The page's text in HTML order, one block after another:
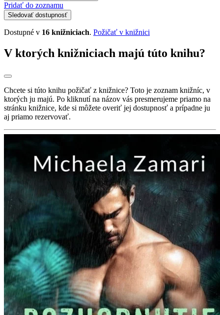
Pridať do zoznamu
Sledovať dostupnosť
Dostupné v 16 knižniciach. Požičať v knižnici
V ktorých knižniciach majú túto knihu?
Chcete si túto knihu požičať z knižnice? Toto je zoznam knižníc, v
ktorých ju majú. Po kliknutí na názov vás presmerujeme priamo na
stránku knižnice, kde si môžete overiť jej dostupnosť a prípadne ju
aj priamo rezervovať.